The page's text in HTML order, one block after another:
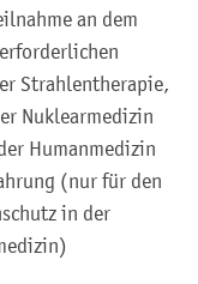
an dem
Strahlentherapie,
Nuklearmedizin
Humanmedizin
(nur für den
in der